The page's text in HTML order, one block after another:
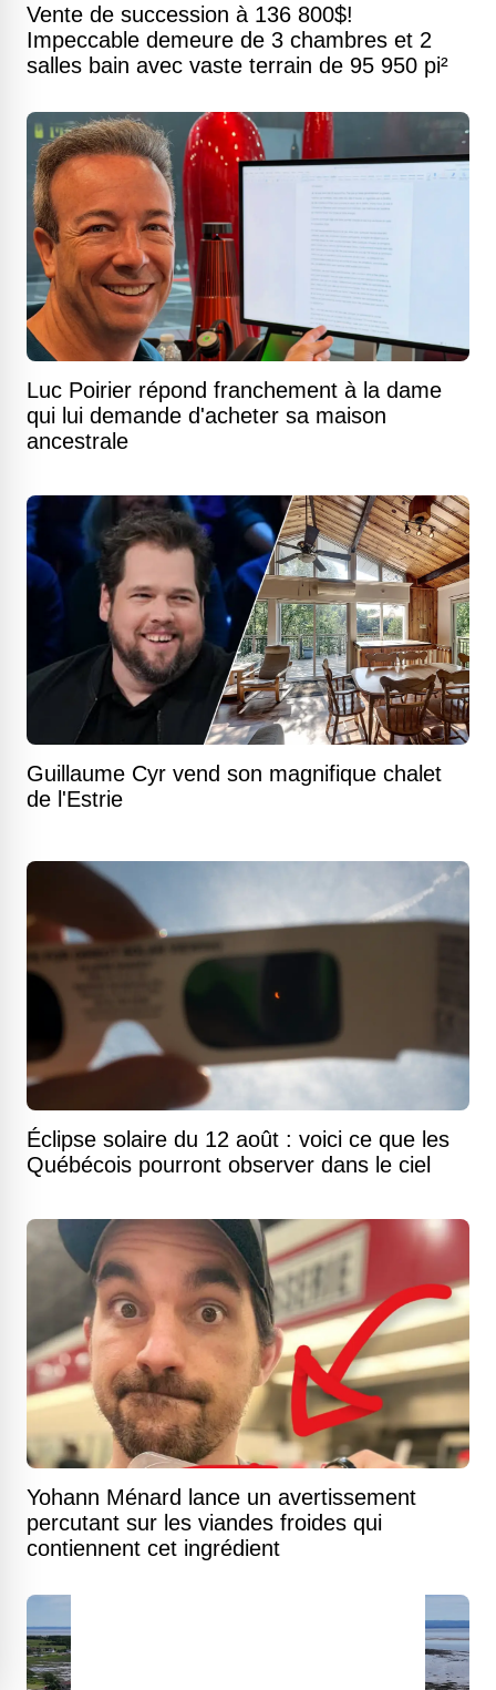
Vente de succession à 136 800$!
Impeccable demeure de 3 chambres et 2
salles bain avec vaste terrain de 95 950 pi²
Luc Poirier répond franchement à la dame
qui lui demande d'acheter sa maison
ancestrale
Guillaume Cyr vend son magnifique chalet
de l'Estrie
Éclipse solaire du 12 août : voici ce que les
Québécois pourront observer dans le ciel
Yohann Ménard lance un avertissement
percutant sur les viandes froides qui
contiennent cet ingrédient